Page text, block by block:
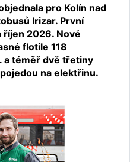
pro Kolín nad
Irizar. První
říjen 2026. Nové
flotile 118
a téměř dvě třetiny
na elektřinu.